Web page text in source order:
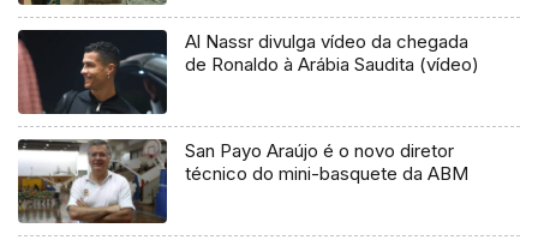
Al Nassr divulga vídeo da chegada
de Ronaldo à Arábia Saudita (vídeo)
San Payo Araújo é o novo diretor
técnico do mini-basquete da ABM